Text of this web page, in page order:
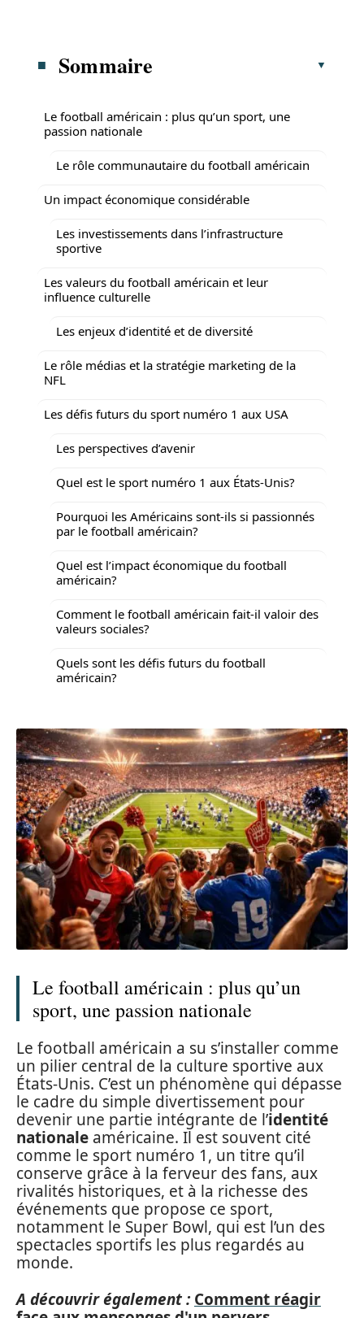
Sommaire
Le football américain : plus qu’un sport, une
passion nationale
Le rôle communautaire du football américain
Un impact économique considérable
Les investissements dans l’infrastructure
sportive
Les valeurs du football américain et leur
influence culturelle
Les enjeux d’identité et de diversité
Le rôle médias et la stratégie marketing de la
NFL
Les défis futurs du sport numéro 1 aux USA
Les perspectives d’avenir
Quel est le sport numéro 1 aux États-Unis?
Pourquoi les Américains sont-ils si passionnés
par le football américain?
Quel est l’impact économique du football
américain?
Comment le football américain fait-il valoir des
valeurs sociales?
Quels sont les défis futurs du football
américain?
Le football américain : plus qu’un
sport, une passion nationale
Le football américain a su s’installer comme
un pilier central de la culture sportive aux
États-Unis. C’est un phénomène qui dépasse
le cadre du simple divertissement pour
devenir une partie intégrante de l’identité
nationale américaine. Il est souvent cité
comme le sport numéro 1, un titre qu’il
conserve grâce à la ferveur des fans, aux
rivalités historiques, et à la richesse des
événements que propose ce sport,
notamment le Super Bowl, qui est l’un des
spectacles sportifs les plus regardés au
monde.
A découvrir également : Comment réagir